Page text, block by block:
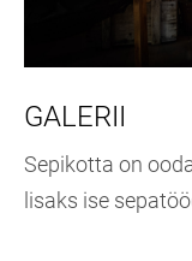
GALERII
Sepikotta on
lisaks ise